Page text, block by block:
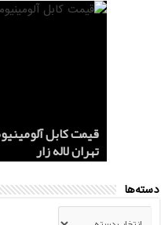
تهران لاله زار
صادرات ماهان کابل
صادرات به عراق +
قیمت روز
کابل 1.5*2 لاستیکی اردستان مرکز خرید
دسته‌ها